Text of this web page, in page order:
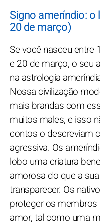
Signo ameríndio:
20 de março)
Se você nasceu entre
e 20 de março, o seu
na astrologia
Nossa civilização
mais brandas com
muitos males, e isso
contos o descreviam
agressiva. Os
lobo uma criatura
amorosa do que a
transparecer. Os
proteger os
amor, tal como uma